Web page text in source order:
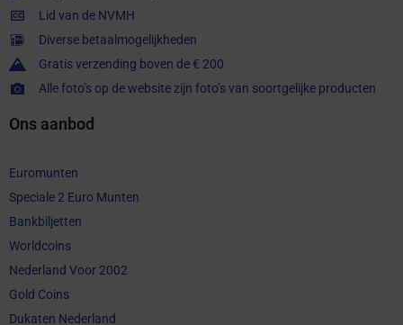
Lid van de NVMH
Diverse betaalmogelijkheden
Gratis verzending boven de € 200
Alle foto’s op de website zijn foto’s van soortgelijke producten
Ons aanbod
Euromunten
Speciale 2 Euro Munten
Bankbiljetten
Worldcoins
Nederland Voor 2002
Gold Coins
Dukaten Nederland